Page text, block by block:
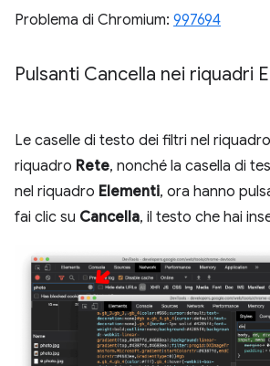
Problema di Chromium: 997694
Pulsanti Cancella nei riquadri
Le caselle di testo dei filtri nel riquadro
riquadro Rete, nonché la casella di
nel riquadro Elementi, ora hanno
fai clic su Cancella, il testo che hai